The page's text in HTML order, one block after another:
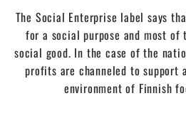
The Social Enterprise label says
for a social purpose and most
social good. In the case of the
profits are channeled to support
environment of Finnish